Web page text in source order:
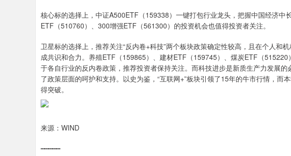
核心标的选择上，中证A500ETF（159338）一键打包行业龙头，把握中国经济中
ETF（510760）、300增强ETF（561300）的投资机会也值得投资者关注。
卫星标的选择上，推荐关注“反内卷+科技”两个板块政策确定性较高，且在个人和
成共识和合力。养殖ETF（159865）、建材ETF（159745）、煤炭ETF（
于各自行业的反内卷政策，推荐投资者保持关注。而科技进步是新质生产力发展
了政策层面的呵护和支持。以史为鉴，“互联网+”板块引领了15年的牛市行情，而
得突破。
来源：WIND
┅┅┅┅┅